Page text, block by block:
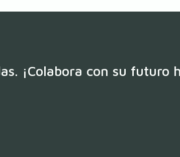
¡Colabora con su futuro